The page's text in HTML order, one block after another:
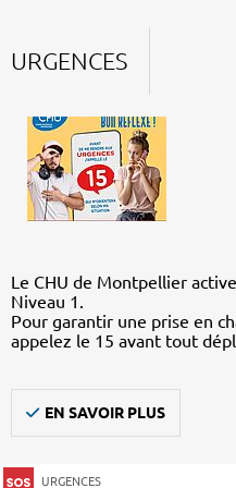
URGENCES
Le CHU de Montpellier
Niveau 1.
Pour garantir une prise en
appelez le 15 avant tout
EN SAVOIR PLUS
URGENCES